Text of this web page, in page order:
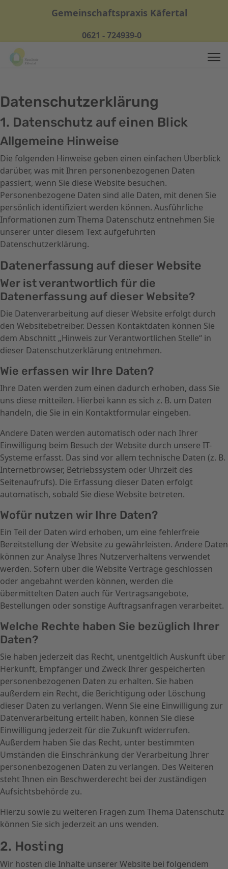
Gemeinschaftspraxis Käfertal
0621 - 724939-0
Datenschutz­erklärung
1. Datenschutz auf einen Blick
Allgemeine Hinweise
Die folgenden Hinweise geben einen einfachen Überblick
darüber, was mit Ihren personenbezogenen Daten
passiert, wenn Sie diese Website besuchen.
Personenbezogene Daten sind alle Daten, mit denen Sie
persönlich identifiziert werden können. Ausführliche
Informationen zum Thema Datenschutz entnehmen Sie
unserer unter diesem Text aufgeführten
Datenschutzerklärung.
Datenerfassung auf dieser Website
Wer ist verantwortlich für die
Datenerfassung auf dieser Website?
Die Datenverarbeitung auf dieser Website erfolgt durch
den Websitebetreiber. Dessen Kontaktdaten können Sie
dem Abschnitt „Hinweis zur Verantwortlichen Stelle“ in
dieser Datenschutzerklärung entnehmen.
Wie erfassen wir Ihre Daten?
Ihre Daten werden zum einen dadurch erhoben, dass Sie
uns diese mitteilen. Hierbei kann es sich z. B. um Daten
handeln, die Sie in ein Kontaktformular eingeben.
Andere Daten werden automatisch oder nach Ihrer
Einwilligung beim Besuch der Website durch unsere IT-
Systeme erfasst. Das sind vor allem technische Daten (z. B.
Internetbrowser, Betriebssystem oder Uhrzeit des
Seitenaufrufs). Die Erfassung dieser Daten erfolgt
automatisch, sobald Sie diese Website betreten.
Wofür nutzen wir Ihre Daten?
Ein Teil der Daten wird erhoben, um eine fehlerfreie
Bereitstellung der Website zu gewährleisten. Andere Daten
können zur Analyse Ihres Nutzerverhaltens verwendet
werden. Sofern über die Website Verträge geschlossen
oder angebahnt werden können, werden die
übermittelten Daten auch für Vertragsangebote,
Bestellungen oder sonstige Auftragsanfragen verarbeitet.
Welche Rechte haben Sie bezüglich Ihrer
Daten?
Sie haben jederzeit das Recht, unentgeltlich Auskunft über
Herkunft, Empfänger und Zweck Ihrer gespeicherten
personenbezogenen Daten zu erhalten. Sie haben
außerdem ein Recht, die Berichtigung oder Löschung
dieser Daten zu verlangen. Wenn Sie eine Einwilligung zur
Datenverarbeitung erteilt haben, können Sie diese
Einwilligung jederzeit für die Zukunft widerrufen.
Außerdem haben Sie das Recht, unter bestimmten
Umständen die Einschränkung der Verarbeitung Ihrer
personenbezogenen Daten zu verlangen. Des Weiteren
steht Ihnen ein Beschwerderecht bei der zuständigen
Aufsichtsbehörde zu.
Hierzu sowie zu weiteren Fragen zum Thema Datenschutz
können Sie sich jederzeit an uns wenden.
2. Hosting
Wir hosten die Inhalte unserer Website bei folgendem